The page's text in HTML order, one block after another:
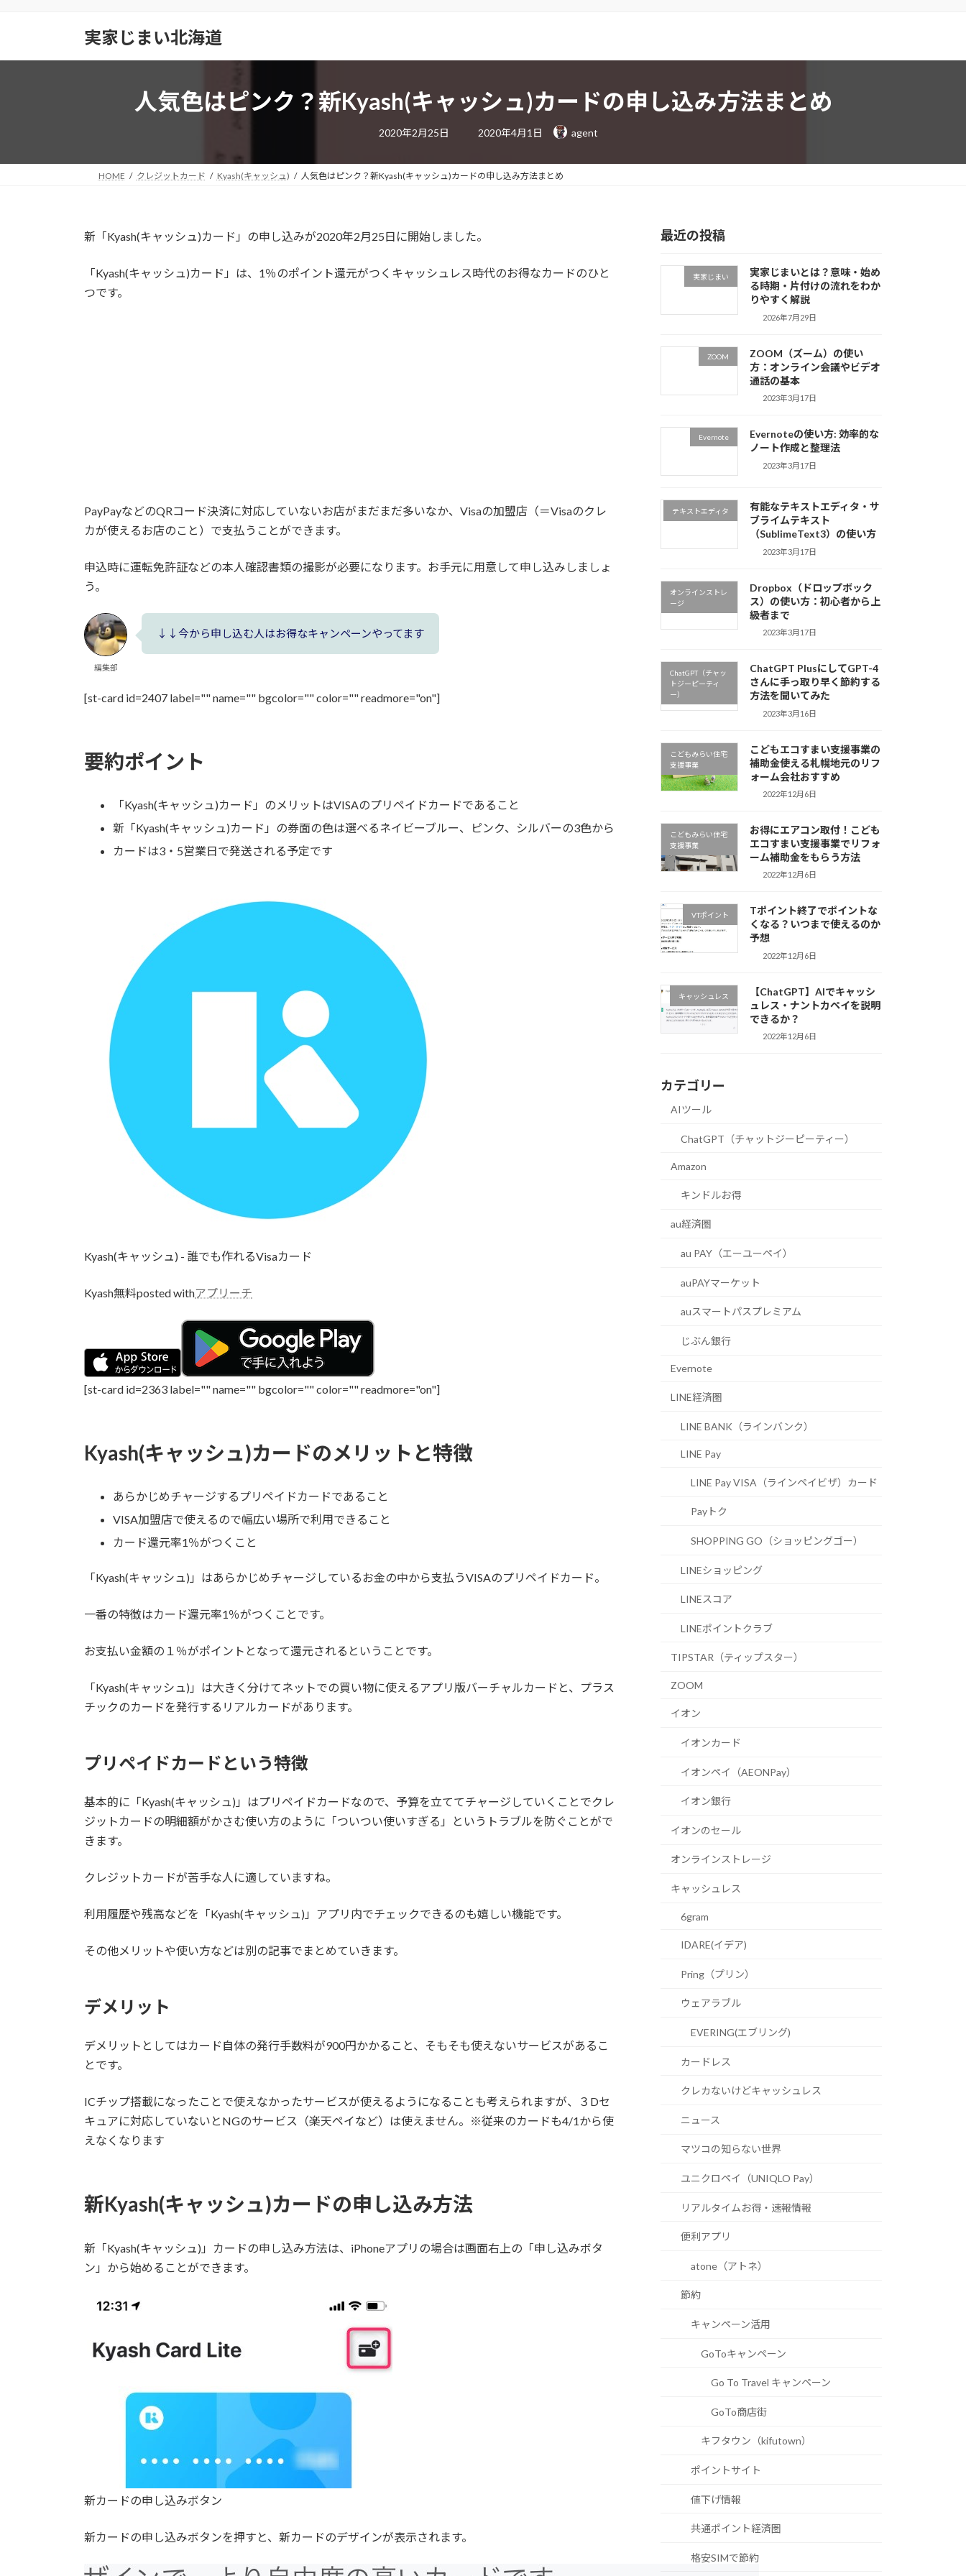
ン
プ
ー
動
実家じまい北海道
人気色はピンク？新Kyash(キャッシュ)カードの申し込み方法まとめ
2020年2月25日
最
終
日
時
2020年4月1日 agent
HOME クレジットカード Kyash(キャッシュ) 人気色はピンク？新Kyash(キャッシュ)カードの申し込み方法まとめ
新「Kyash(キャッシュ)カード」の申し込みが2020年2月25日に開始しました。
「Kyash(キャッシュ)カード」は、1％のポイント還元がつくキャッシュレス時代のお得なカードのひと
つです。
PayPayなどのQRコード決済に対応していないお店がまだまだ多いなか、Visaの加盟店（＝Visaのクレ
カが使えるお店のこと）で支払うことができます。
申込時に運転免許証などの本人確認書類の撮影が必要になります。お手元に用意して申し込みしましょ
う。
編集部
↓↓今から申し込む人はお得なキャンペーンやってます
[st-card id=2407 label="" name="" bgcolor="" color="" readmore="on"]
要約ポイント
「Kyash(キャッシュ)カード 」のメリットはVISAのプリペイドカードであること
新「Kyash(キャッシュ)カード 」の券面の色は選べるネイビーブルー、ピンク、シルバーの3色から
カードは3・5営業日で発送される予定です
Kyash(キャッシュ) - 誰でも作れるVisaカード
Kyash無料posted withアプリーチ
[st-card id=2363 label="" name="" bgcolor="" color="" readmore="on"]
Kyash(キャッシュ)カードのメリットと特徴
あらかじめチャージするプリペイドカードであること
VISA加盟店で使えるので幅広い場所で利用できること
カード還元率1％がつくこと
「Kyash(キャッシュ) 」はあらかじめチャージしているお金の中から支払うVISAのプリペイドカード。
一番の特徴はカード還元率1％がつくこと です。
お支払い金額の１％がポイントとなって還元されるということです。
「Kyash(キャッシュ) 」は大きく分けてネットでの買い物に使えるアプリ版バーチャルカードと、プラス
チックのカードを発行するリアルカードがあります。
プリペイドカードという特徴
基本的に「Kyash(キャッシュ) 」はプリペイドカードなので、予算を立ててチャージしていくことでクレ
ジットカードの明細額がかさむ使い方のように「ついつい使いすぎる」というトラブルを防ぐことがで
きます。
クレジットカードが苦手な人に適していますね。
利用履歴や残高などを「Kyash(キャッシュ) 」アプリ内でチェックできるのも嬉しい機能です。
その他メリットや使い方などは別の記事でまとめていきます。
デメリット
デメリットとしてはカード自体の発行手数料が900円かかること、そもそも使えないサービスがあるこ
とです。
ICチップ搭載になったことで使えなかったサービスが使えるようになることも考えられますが、３Dセ
キュアに対応していないとNGのサービス（楽天ペイなど）は使えません。※従来のカードも4/1から使
えなくなります
新Kyash(キャッシュ)カードの申し込み方法
新「Kyash(キャッシュ) 」カードの申し込み方法は、iPhoneアプリの場合は画面右上の「申し込みボタ
ン」から始めることができます。
新カードの申し込みボタン
新カードの申し込みボタンを押すと、新カードのデザインが表示されます。
最近の投稿
実家じまい
実家じまいとは？意味・始め
る時期・片付けの流れをわか
りやすく解説
2026年7月29日
ZOOM
ZOOM（ズーム）の使い
方：オンライン会議やビデオ
通話の基本
2023年3月17日
Evernote
Evernoteの使い方: 効率的な
ノート作成と整理法
2023年3月17日
テキストエディタ
有能なテキストエディタ・サ
ブライムテキスト
（SublimeText3）の使い方
2023年3月17日
オンラインストレ
ージ
Dropbox（ドロップボック
ス）の使い方：初心者から上
級者まで
2023年3月17日
ChatGPT（チャッ
トジーピーティ
ー）
ChatGPT PlusにしてGPT-4
さんに手っ取り早く節約する
方法を聞いてみた
2023年3月16日
こどもみらい住宅
支援事業
こどもエコすまい支援事業の
補助金使える札幌地元のリフ
ォーム会社おすすめ
2022年12月6日
こどもみらい住宅
支援事業
お得にエアコン取付！こども
エコすまい支援事業でリフォ
ーム補助金をもらう方法
2022年12月6日
VTポイント
Tポイント終了でポイントな
くなる？いつまで使えるのか
予想
2022年12月6日
キャッシュレス
【ChatGPT】AIでキャッシ
ュレス・ナントカペイを説明
できるか？
2022年12月6日
カテゴリー
AIツール
ChatGPT（チャットジーピーティー）
Amazon
キンドルお得
au経済圏
au PAY（エーユーペイ）
auPAYマーケット
auスマートパスプレミアム
じぶん銀行
Evernote
LINE経済圏
LINE BANK（ラインバンク）
LINE Pay
LINE Pay VISA（ラインペイビザ）カード
Payトク
SHOPPING GO（ショッピングゴー）
LINEショッピング
LINEスコア
LINEポイントクラブ
TIPSTAR（ティップスター）
ZOOM
イオン
イオンカード
イオンペイ（AEONPay）
イオン銀行
イオンのセール
オンラインストレージ
キャッシュレス
6gram
IDARE(イデア)
Pring（プリン）
ウェアラブル
EVERING(エブリング)
カードレス
クレカないけどキャッシュレス
ニュース
マツコの知らない世界
ユニクロペイ（UNIQLO Pay）
リアルタイムお得・速報情報
便利アプリ
atone（アトネ）
節約
キャンペーン活用
GoToキャンペーン
Go To Travel キャンペーン
GoTo商店街
キフタウン（kifutown）
ポイントサイト
値下げ情報
共通ポイント経済圏
格安SIMで節約